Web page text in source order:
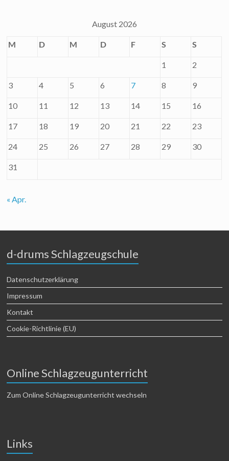
August 2026
M D M D F S S
1 2
3 4 5 6 7 8 9
10 11 12 13 14 15 16
17 18 19 20 21 22 23
24 25 26 27 28 29 30
31
« Apr.
d-drums Schlagzeugschule
Datenschutzerklärung
Impressum
Kontakt
Cookie-Richtlinie (EU)
Online Schlagzeugunterricht
Zum Online Schlagzeugunterricht wechseln
Links